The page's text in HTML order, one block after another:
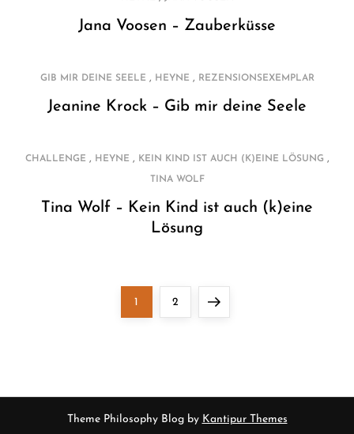
Jana Voosen – Zauberküsse
GIB MIR DEINE SEELE , HEYNE , REZENSIONSEXEMPLAR
Jeanine Krock – Gib mir deine Seele
CHALLENGE , HEYNE , KEIN KIND IST AUCH (K)EINE LÖSUNG ,
TINA WOLF
Tina Wolf – Kein Kind ist auch (k)eine
Lösung
t
Page
1 Page
2 Next
Theme Philosophy Blog by Kantipur Themes